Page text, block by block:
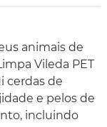
animais de
Vileda PET
cerdas de
e pelos de
incluindo